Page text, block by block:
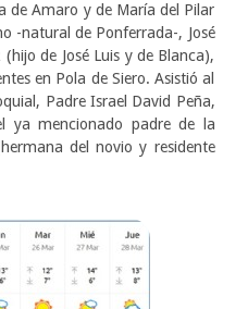
de Amaro y de María del Pilar
-natural de Ponferrada-, José
de José Luis y de Blanca),
en Pola de Siero. Asistió al
Padre Israel David Peña,
ya mencionado padre de la
del novio y residente